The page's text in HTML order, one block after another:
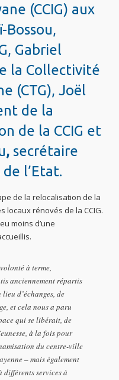
(CCIG) aux
Bossou,
Gabriel
la Collectivité
(CTG), Joël
de la
de la CCIG et
, secrétaire
l’Etat.
de la relocalisation de la
rénovés de la CCIG.
moins d’une
à terme,
anciennement répartis
d’échanges, de
et cela nous a paru
qui se libérait, de
à la fois pour
du centre-ville
– mais également
différents services à